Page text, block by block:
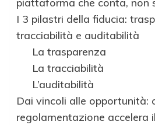
piattaforma che conta, non
I 3 pilastri della fiducia:
tracciabilità e auditabilità
La trasparenza
La tracciabilità
L’auditabilità
Dai vincoli alle opportunità:
regolamentazione accelera